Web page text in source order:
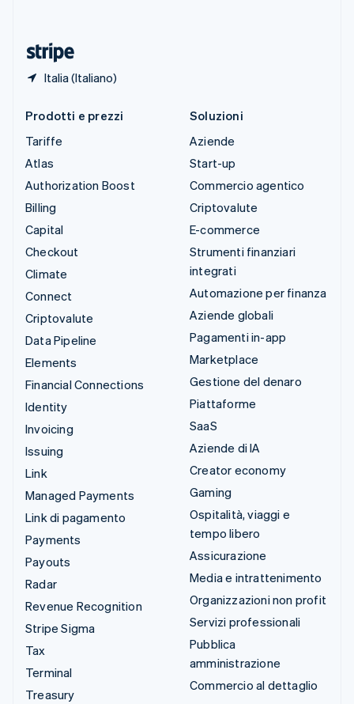
Italia (Italiano)
Prodotti e prezzi
Tariffe
Atlas
Authorization Boost
Billing
Capital
Checkout
Climate
Connect
Criptovalute
Data Pipeline
Elements
Financial Connections
Identity
Invoicing
Issuing
Link
Managed Payments
Link di pagamento
Payments
Payouts
Radar
Revenue Recognition
Stripe Sigma
Tax
Terminal
Treasury
Soluzioni
Aziende
Start-up
Commercio agentico
Criptovalute
E-commerce
Strumenti finanziari
integrati
Automazione per finanza
Aziende globali
Pagamenti in-app
Marketplace
Gestione del denaro
Piattaforme
SaaS
Aziende di IA
Creator economy
Gaming
Ospitalità, viaggi e
tempo libero
Assicurazione
Media e intrattenimento
Organizzazioni non profit
Servizi professionali
Pubblica
amministrazione
Commercio al dettaglio